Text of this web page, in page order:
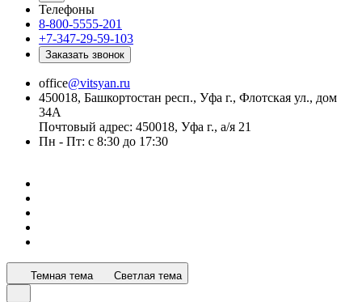
Телефоны
8-800-5555-201
+7-347-29-59-103
Заказать звонок
office@vitsyan.ru
450018, Башкортостан респ., Уфа г., Флотская ул., дом
34А
Почтовый адрес: 450018, Уфа г., а/я 21
Пн - Пт: с 8:30 до 17:30
Темная тема Светлая тема